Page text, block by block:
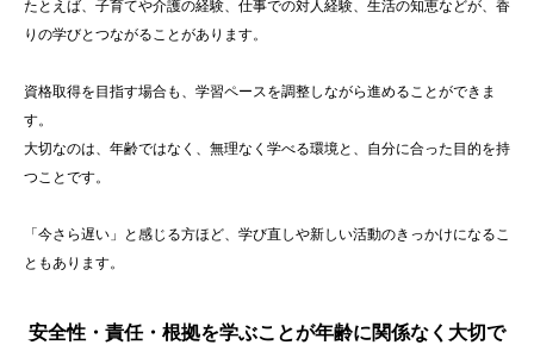
たとえば、子育てや介護の経験、仕事での対人経験、生活の知恵などが、香
りの学びとつながることがあります。
資格取得を目指す場合も、学習ペースを調整しながら進めることができま
す。
大切なのは、年齢ではなく、無理なく学べる環境と、自分に合った目的を持
つことです。
「今さら遅い」と感じる方ほど、学び直しや新しい活動のきっかけになるこ
ともあります。
安全性・責任・根拠を学ぶことが年齢に関係なく大切で